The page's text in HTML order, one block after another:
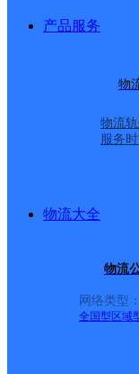
产品服务
物
物流
服务
物流大全
物流
网络类型：
全国型 区域